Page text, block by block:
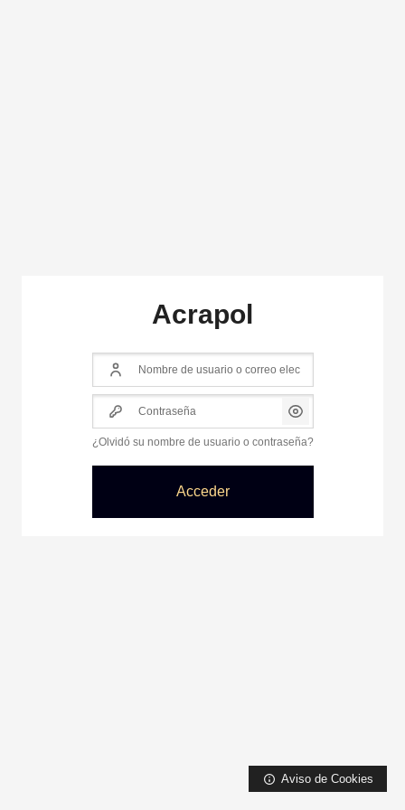
Acrapol
Nombre de usuario o correo electrónico
Contraseña
¿Olvidó su nombre de usuario o contraseña?
Acceder
Aviso de Cookies